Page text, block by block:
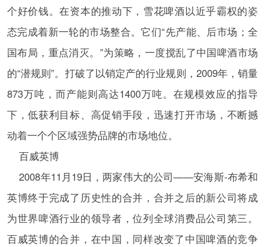
个好价钱。在资本的推动下，雪花啤酒以近乎霸权的姿
态完成着新一轮的市场整合。它们“先产能、后市场；全
国布局，重点消灭。”为策略，一度搅乱了中国啤酒市场
的“潜规则”。打破了以销定产的行业规则，2009年，销量
873万吨，而产能则高达1400万吨。在规模效应的指导
下，低获利目标、高促销手段，迅速打开市场，不断撼
动着一个个区域强势品牌的市场地位。
百威英博
2008年11月19日，两家伟大的公司——安海斯-布希和
英博终于完成了历史性的合并，合并之后的新公司将成
为世界啤酒行业的领导者，位列全球消费品公司第三。
百威英博的合并，在中国，同样改变了中国啤酒的竞争